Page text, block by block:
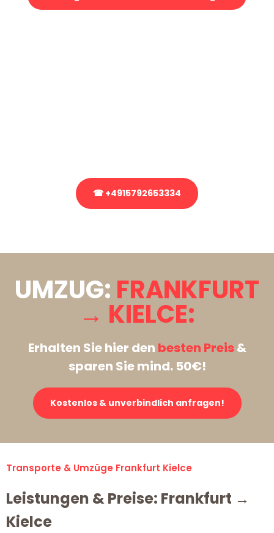
☎ +4915792653334
UMZUG: FRANKFURT
→ KIELCE:
Erhalten Sie hier den besten Preis&
sparen Sie mind. 50€!
Kostenlos & unverbindlich anfragen!
Transporte & Umzüge Frankfurt Kielce
Leistungen & Preise: Frankfurt →
Kielce